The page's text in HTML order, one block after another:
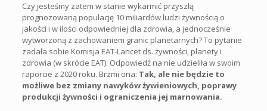
Czy jesteśmy zatem w stanie wykarmić przyszłą
prognozowaną populację 10 miliardów ludzi żywnością o
jakości i w ilości odpowiedniej dla zdrowia, a jednocześnie
wytworzoną z zachowaniem granic planetarnych? To pytanie
zadała sobie Komisja EAT-Lancet ds. żywności, planety i
zdrowia (w skrócie EAT). Odpowiedź na nie udzieliła w swoim
raporcie z 2020 roku. Brzmi ona: Tak, ale nie będzie to
możliwe bez zmiany nawyków żywieniowych, poprawy
produkcji żywności i ograniczenia jej marnowania.